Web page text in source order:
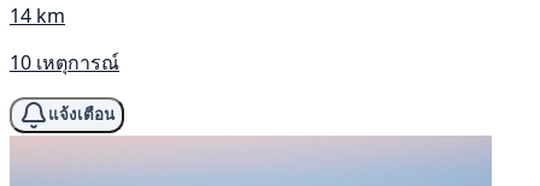
14 km
10 เหตุการณ์
แจ้งเตือน